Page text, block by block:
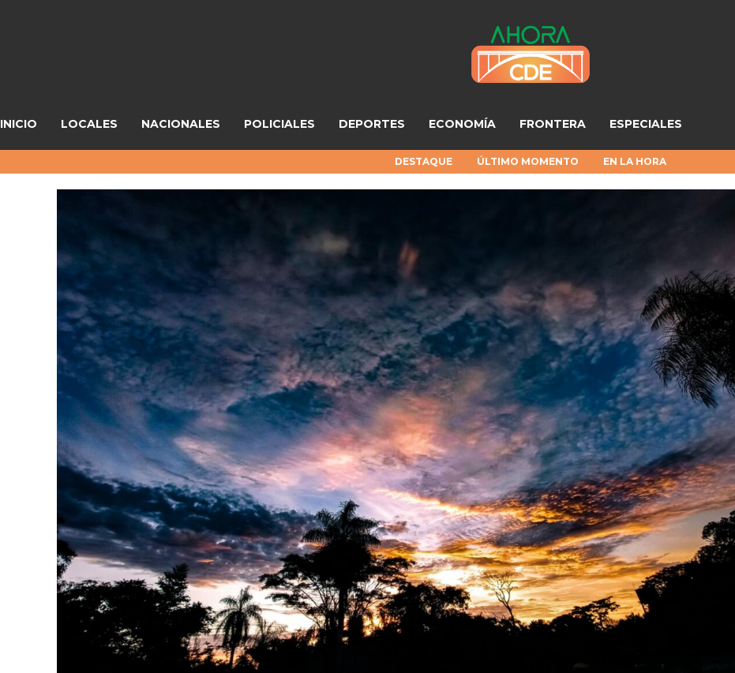
INICIO LOCALES NACIONALES POLICIALES DEPORTES ECONOMÍA FRONTERA ESPECIALES
DESTAQUE ÚLTIMO MOMENTO EN LA HORA